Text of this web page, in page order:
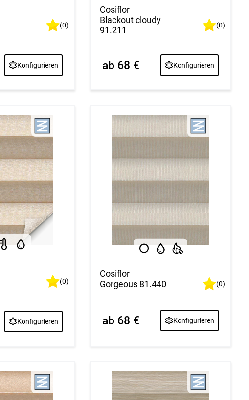
(0)
Konfigurieren
Cosiflor
Blackout cloudy
91.211
(0)
Konfigurieren
ab 68 €
(0)
Konfigurieren
Cosiflor
Gorgeous 81.440
(0)
Konfigurieren
ab 68 €